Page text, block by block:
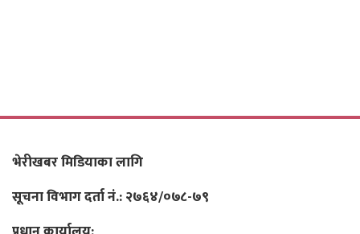
भेरीखबर मिडियाका लागि
सूचना विभाग दर्ता नं.: २७६४/०७८-७९